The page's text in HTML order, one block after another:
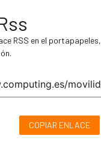
RSS en el portapapeles,
COPIAR ENLACE